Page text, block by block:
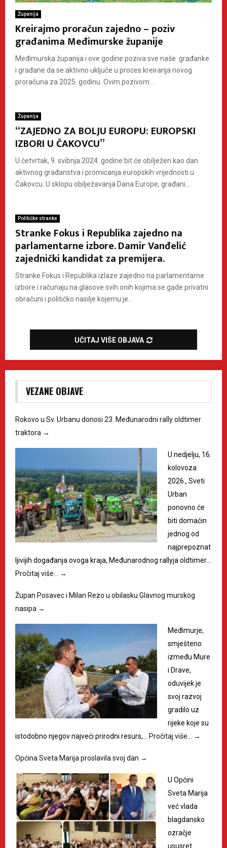
Županija
Kreirajmo proračun zajedno – poziv
građanima Međimurske županije
Međimurska županija i ove godine poziva sve naše građanke
i građane da se aktivno uključe u proces kreiranja novog
proračuna za 2025. godinu. Ovim pozivom...
Županija
“ZAJEDNO ZA BOLJU EUROPU: EUROPSKI
IZBORI U ČAKOVCU”
U četvrtak, 9. svibnja 2024. godine bit će obilježen kao dan
aktivnog građanstva i promicanja europskih vrijednosti u
Čakovcu. U sklopu obilježavanja Dana Europe, građani...
Političke stranke
Stranke Fokus i Republika zajedno na
parlamentarne izbore. Damir Vanđelić
zajednički kandidat za premijera.
Stranke Fokus i Republika izlaze zajedno na parlamentarne
izbore i računaju na glasove svih onih kojima se gade privatni
obračuni i političko nasilje kojemu je...
UČITAJ VIŠE OBJAVA
VEZANE OBJAVE
Rokovo u Sv. Urbanu donosi 23. Međunarodni rally oldtimer
traktora →
U nedjelju, 16.
kolovoza
2026., Sveti
Urban
ponovno će
biti domaćin
jednog od
najprepoznat
ljivijih događanja ovoga kraja, Međunarodnog rallyja oldtimer…
Pročitaj više…
→
Župan Posavec i Milan Rezo u obilasku Glavnog murskog
nasipa →
Međimurje,
smješteno
između Mure
i Drave,
oduvijek je
svoj razvoj
gradilo uz
rijeke koje su
istodobno njegov najveći prirodni resurs,…
Pročitaj više… →
Općina Sveta Marija proslavila svoj dan →
U Općini
Sveta Marija
već vlada
blagdansko
ozračje
ususret